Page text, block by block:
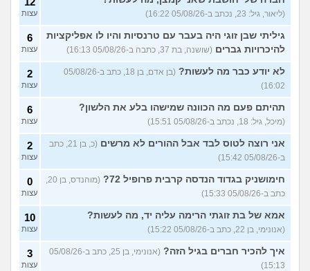
שחוק עד דמעות מעבודה
זמנית: האם לחתום אבטלה
ולהשקיע בהייטק או למצוא
עבודה אחרת?
(סטודנט, בן 22)
3
עצות
איך מוצאים עבודה בעיר שלי?
(אסי, בן 38)
5
עצות
האם כדאי עגלות באמריקה/
קוסמטיקה?
(אנגל, בת 22)
3
עצות
מסיימת תואר במדמח ולא
יודעת לאן להמשיך מפה
3
עצות
שאלות על המקצוע של הנהלת
חשבונות (מישהי, בת 30)
5
עצות
איך לשפר את הנושא
התעסוקתי? (אנונימית, בת 27)
4
עצות
איך להבין מה הכיוון שלי?
(אנונימית, בת 21)
4
עצות
(ליאור, גיל: 23, נכתב ב-05/08/26 16:22) עצות
גיליתי שבן זוגי היה בעבר עם טרנסיות והיו לו אפליקציות
להיכרויות גברים (שושנה, בת 37, כתבה ב-05/08/26 16:13)
6
עצות
לא יודע כבר מה לעשות?
(בן אדם, בן 18, כתב ב-05/08/26
16:02)
2
עצות
תהיתם פעם מה הכוונה שמישהו בלע את הלשון?
(מיכל, גיל: 18, נכתב ב-05/08/26 15:51)
6
עצות
אני רוצה לטוס לבד אבל ההורים לא מרשים
(כ, בן 21, כתב
ב-05/08/26 15:42)
2
עצות
חימושניק בגדוד הנדסה קרבית פרופיל 72?
כתב ב-05/08/26 15:33)
0
עצות
אמא של בת זוגתי הרימה עליה יד, מה לעשות?
(אנונימי, בן 22, כתב ב-05/08/26 15:22)
10
עצות
איך להכיר חברים בגיל הזה?
(אנונימי, בן 25, כתב ב-05/08/26
15:13)
3
עצות